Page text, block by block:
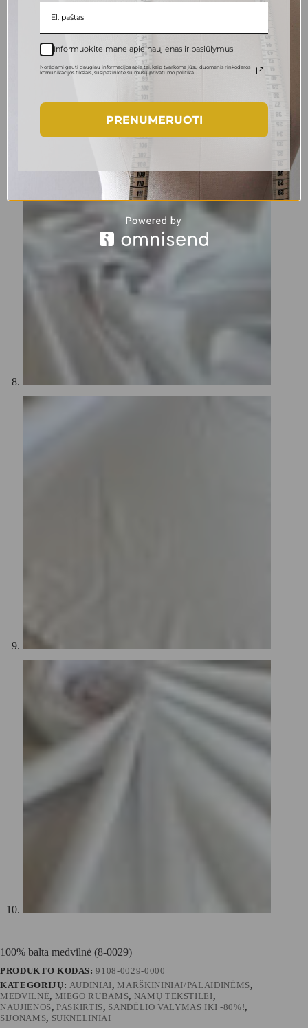
100% balta medvilnė (8-0029)
PRODUKTO KODAS:9108-0029-0000
KATEGORIJŲ: AUDINIAI, MARŠKININIAI/PALAIDINĖMS,
MEDVILNĖ, MIEGO RŪBAMS, NAMŲ TEKSTILEI,
NAUJIENOS, PASKIRTIS, SANDĖLIO VALYMAS IKI -80%!,
SIJONAMS, SUKNELINIAI
Informuokite mane apie naujienas ir pasiūlymus
Norėdami gauti daugiau informacijos apie tai, kaip tvarkome jūsų duomenis rinkodaros
komunikacijos tikslais., susipažinkite su mūsų privatumo politika.
PRENUMERUOTI